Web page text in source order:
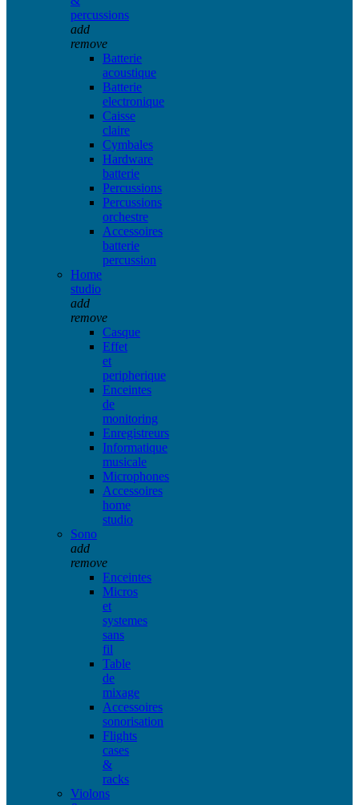
percussions
add
remove
Batterie
acoustique
Batterie
electronique
Caisse
claire
Cymbales
Hardware
batterie
Percussions
Percussions
orchestre
Accessoires
batterie
percussion
Home
studio
add
remove
Casque
Effet
et
peripherique
Enceintes
de
monitoring
Enregistreurs
Informatique
musicale
Microphones
Accessoires
home
studio
Sono
add
remove
Enceintes
Micros
et
systemes
sans
fil
Table
de
mixage
Accessoires
sonorisation
Flights
cases
&
racks
Violons